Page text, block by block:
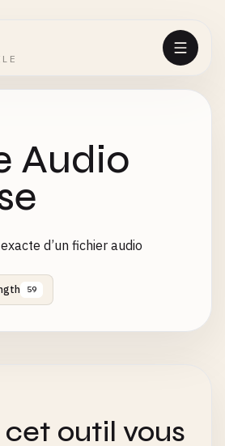
Audio
d’un fichier audio
59
cet outil vous